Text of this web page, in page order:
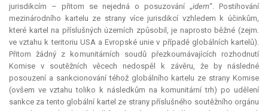
jurisdikcím – přitom se nejedná o posuzování „idem“. Postihování
mezinárodního kartelu ze strany více jurisdikcí vzhledem k účinkům,
které kartel na příslušných územích způsobil, je naprosto běžné (zejm.
ve vztahu k teritoriu USA a Evropské unie v případě globálních kartelů).
Přitom žádný z komunitárních soudů přezkoumávajících rozhodnutí
Komise v soutěžních věcech nedospěl k závěru, že by následné
posouzení a sankcionování téhož globálního kartelu ze strany Komise
(ovšem ve vztahu toliko k následkům na komunitární trh) po udělení
sankce za tento globální kartel ze strany příslušného soutěžního orgánu